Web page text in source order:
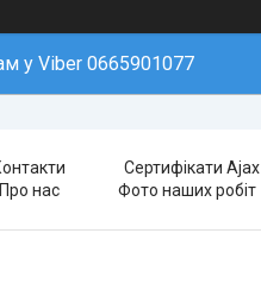
у Viber 0665901077
Сертифікати Ajax
Про нас
Фото наших робіт